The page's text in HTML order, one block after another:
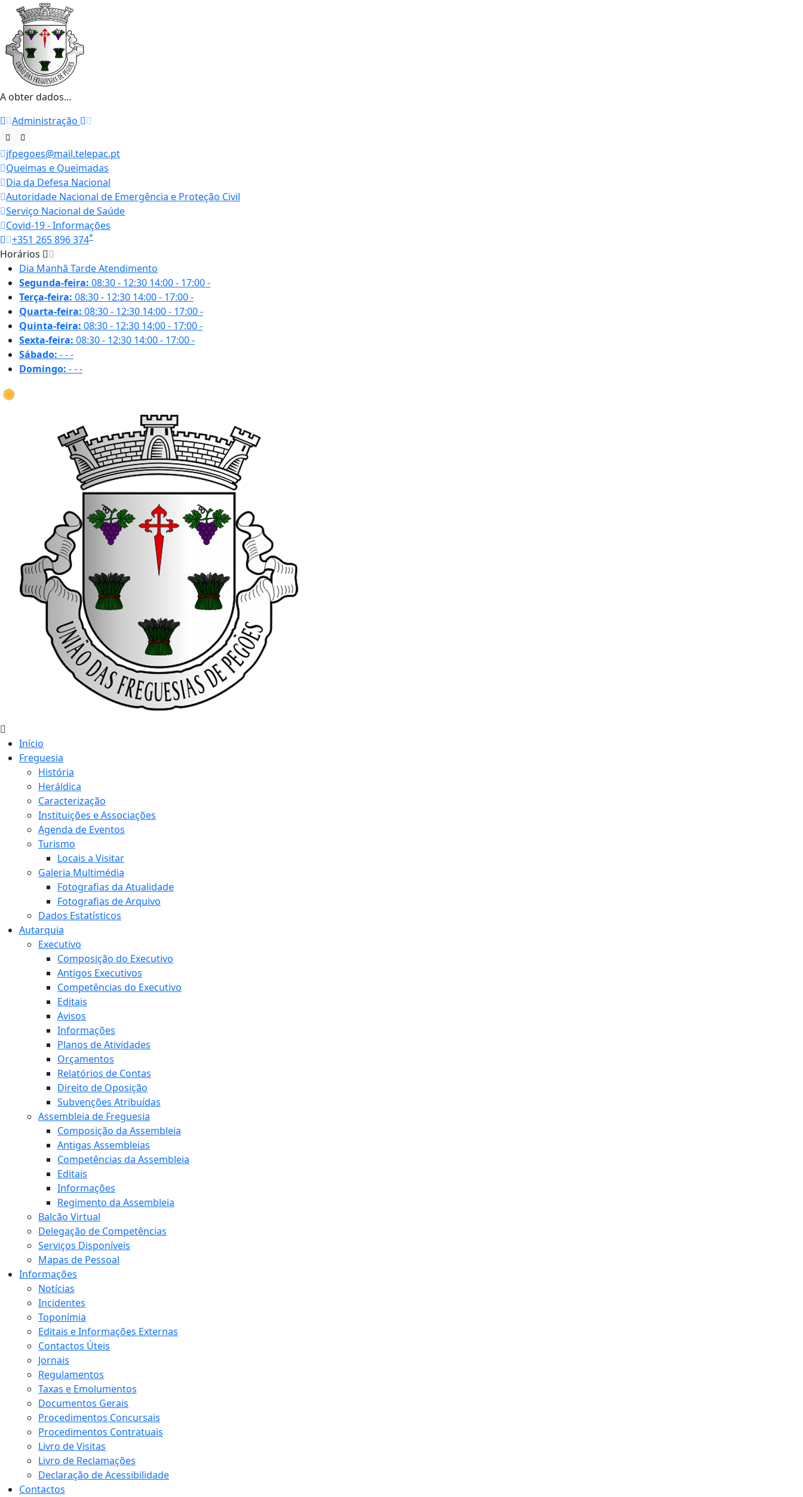
A obter dados...
Administração
jfpegoes@mail.telepac.pt
Queimas e Queimadas
Dia da Defesa Nacional
Autoridade Nacional de Emergência e Proteção Civil
Serviço Nacional de Saúde
Covid-19 - Informações
+351 265 896 374*
Horários
Dia Manhã TardeAtendimento
Segunda-feira: 08:30 - 12:30 14:00 - 17:00-
Terça-feira: 08:30 - 12:30 14:00 - 17:00-
Quarta-feira: 08:30 - 12:30 14:00 - 17:00-
Quinta-feira: 08:30 - 12:30 14:00 - 17:00-
Sexta-feira: 08:30 - 12:30 14:00 - 17:00-
Sábado: ---
Domingo: ---
Início
Freguesia
História
Heráldica
Caracterização
Instituições e Associações
Agenda de Eventos
Turismo
Locais a Visitar
Galeria Multimédia
Fotografias da Atualidade
Fotografias de Arquivo
Dados Estatísticos
Autarquia
Executivo
Composição do Executivo
Antigos Executivos
Competências do Executivo
Editais
Avisos
Informações
Planos de Atividades
Orçamentos
Relatórios de Contas
Direito de Oposição
Subvenções Atribuídas
Assembleia de Freguesia
Composição da Assembleia
Antigas Assembleias
Competências da Assembleia
Editais
Informações
Regimento da Assembleia
Balcão Virtual
Delegação de Competências
Serviços Disponíveis
Mapas de Pessoal
Informações
Notícias
Incidentes
Toponímia
Editais e Informações Externas
Contactos Úteis
Jornais
Regulamentos
Taxas e Emolumentos
Documentos Gerais
Procedimentos Concursais
Procedimentos Contratuais
Livro de Visitas
Livro de Reclamações
Declaração de Acessibilidade
Contactos